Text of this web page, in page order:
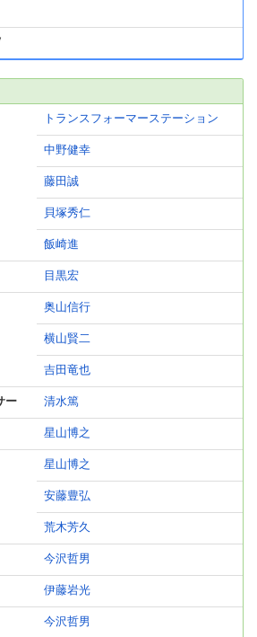
トランスフォーマーステーション
中野健幸
藤田誠
貝塚秀仁
飯崎進
目黒宏
奥山信行
横山賢二
吉田竜也
ー 清水篤
星山博之
星山博之
安藤豊弘
荒木芳久
今沢哲男
伊藤岩光
今沢哲男